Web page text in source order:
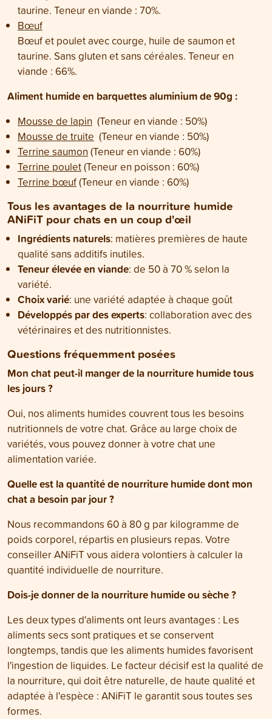
taurine. Teneur en viande : 70%.
Bœuf
Bœuf et poulet avec courge, huile de saumon et
taurine. Sans gluten et sans céréales. Teneur en
viande : 66%.
Aliment humide en barquettes aluminium de 90g :
Mousse de lapin (Teneur en viande : 50%)
Mousse de truite (Teneur en viande : 50%)
Terrine saumon (Teneur en viande : 60%)
Terrine poulet(Teneur en poisson : 60%)
Terrine bœuf(Teneur en viande : 60%)
Tous les avantages de la nourriture humide
ANiFiT pour chats en un coup d'œil
Ingrédients naturels: matières premières de haute
qualité sans additifs inutiles.
Teneur élevée en viande: de 50 à 70 % selon la
variété.
Choix varié: une variété adaptée à chaque goût
Développés par des experts: collaboration avec des
vétérinaires et des nutritionnistes.
Questions fréquemment posées
Mon chat peut-il manger de la nourriture humide tous
les jours ?
Oui, nos aliments humides couvrent tous les besoins
nutritionnels de votre chat. Grâce au large choix de
variétés, vous pouvez donner à votre chat une
alimentation variée.
Quelle est la quantité de nourriture humide dont mon
chat a besoin par jour ?
Nous recommandons 60 à 80 g par kilogramme de
poids corporel, répartis en plusieurs repas. Votre
conseiller ANiFiT vous aidera volontiers à calculer la
quantité individuelle de nourriture.
Dois-je donner de la nourriture humide ou sèche ?
Les deux types d'aliments ont leurs avantages : Les
aliments secs sont pratiques et se conservent
longtemps, tandis que les aliments humides favorisent
l'ingestion de liquides. Le facteur décisif est la qualité de
la nourriture, qui doit être naturelle, de haute qualité et
adaptée à l'espèce : ANiFiT le garantit sous toutes ses
formes.